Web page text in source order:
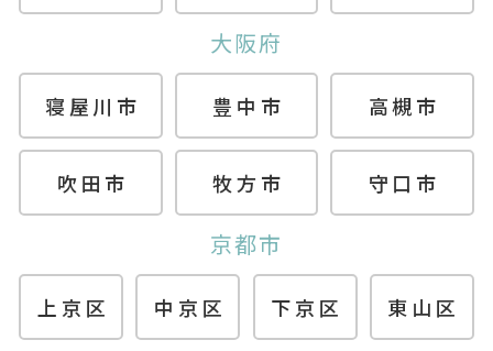
大阪府
寝屋川市 豊中市 高槻市
吹田市 牧方市 守口市
京都市
上京区 中京区 下京区 東山区